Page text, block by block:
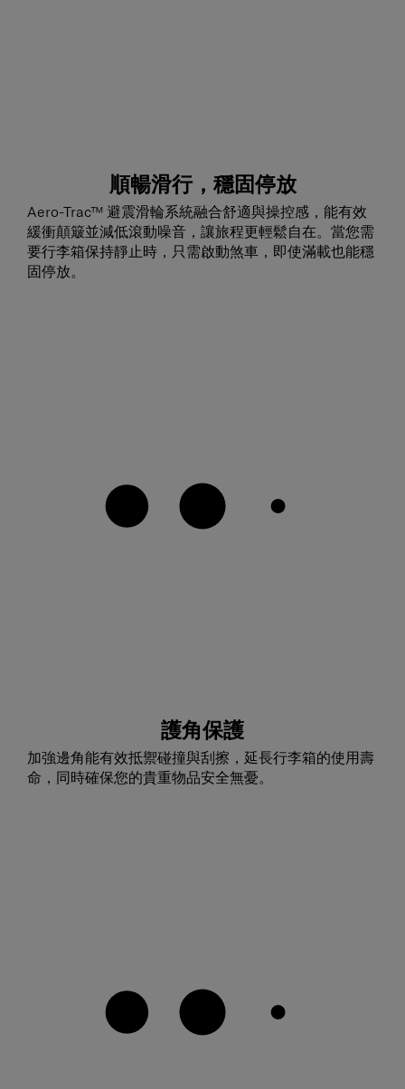
順暢滑行，穩固停放
Aero-Trac™ 避震滑輪系統融合舒適與操控感，能有效
緩衝顛簸並減低滾動噪音，讓旅程更輕鬆自在。當您需
要行李箱保持靜止時，只需啟動煞車，即使滿載也能穩
固停放。
護角保護
加強邊角能有效抵禦碰撞與刮擦，延長行李箱的使用壽
命，同時確保您的貴重物品安全無憂。